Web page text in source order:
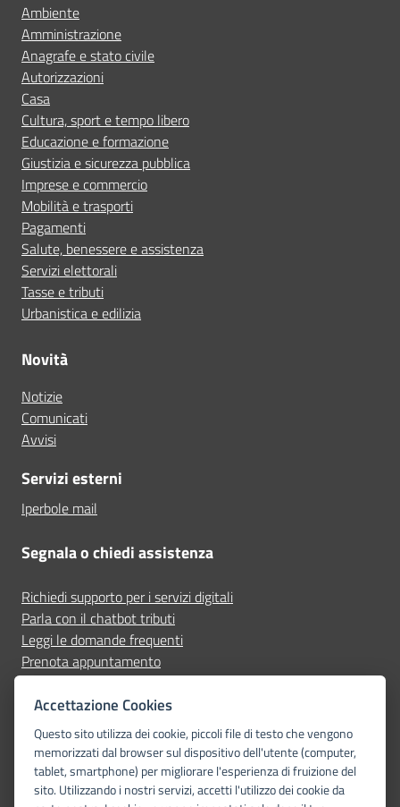
Ambiente
Amministrazione
Anagrafe e stato civile
Autorizzazioni
Casa
Cultura, sport e tempo libero
Educazione e formazione
Giustizia e sicurezza pubblica
Imprese e commercio
Mobilità e trasporti
Pagamenti
Salute, benessere e assistenza
Servizi elettorali
Tasse e tributi
Urbanistica e edilizia
Novità
Notizie
Comunicati
Avvisi
Servizi esterni
Iperbole mail
Segnala o chiedi assistenza
Richiedi supporto per i servizi digitali
Parla con il chatbot tributi
Leggi le domande frequenti
Prenota appuntamento
Segnala disservizio
Seguici su
Accettazione Cookies
Questo sito utilizza dei cookie, piccoli file di testo che vengono
memorizzati dal browser sul dispositivo dell'utente (computer,
tablet, smartphone) per migliorare l'esperienza di fruizione del
sito. Utilizzando i nostri servizi, accetti l'utilizzo dei cookie da